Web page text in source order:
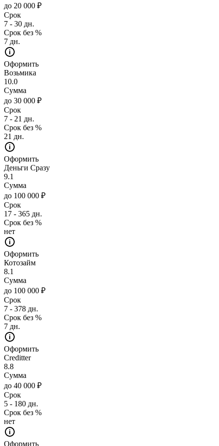
до 20 000 ₽
Срок
7 - 30 дн.
Срок без %
7 дн.
Оформить
Возьмика
10.0
Сумма
до 30 000 ₽
Срок
7 - 21 дн.
Срок без %
21 дн.
Оформить
Деньги Сразу
9.1
Сумма
до 100 000 ₽
Срок
17 - 365 дн.
Срок без %
нет
Оформить
Котозайм
8.1
Сумма
до 100 000 ₽
Срок
7 - 378 дн.
Срок без %
7 дн.
Оформить
Creditter
8.8
Сумма
до 40 000 ₽
Срок
5 - 180 дн.
Срок без %
нет
Оформить